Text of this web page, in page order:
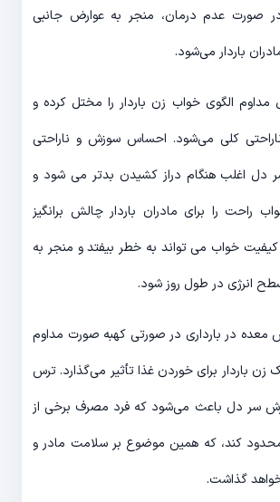
صورت عدم درمان، منجر به عوارض جانبی
باردار می‌شود.
الگوی خواب زن باردار را مختل کرده و
کلی می‌شود. احساس سوزش و ناراحتی
دل اغلب هنگام دراز کشیدن بدتر می شود و
راحت را برای مادران باردار چالش برانگیز
خواب می تواند به خطر بیفتد و منجر به
انرژی در طول روز شود.
معده در بارداری در صورتی کهبه صورت مداوم
زن باردار برای خوردن غذا تأثیر می‌گذارد. ترس
سر دل باعث می‌شود که فرد مصرف برخی از
کند، که همین موضوع بر سلامت مادر و
گذاشت.